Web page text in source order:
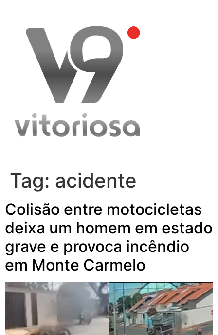
content
Tag: acidente
Colisão entre motocicletas
deixa um homem em estado
grave e provoca incêndio
em Monte Carmelo